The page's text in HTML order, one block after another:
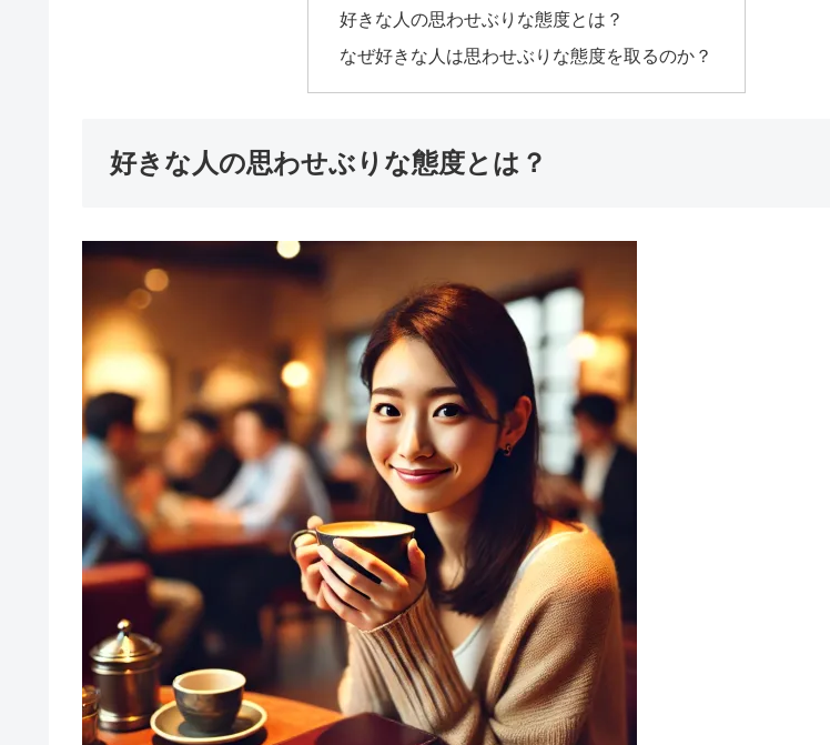
好きな人の思わせぶりな態度とは？
なぜ好きな人は思わせぶりな態度を取るのか？
好きな人の思わせぶりな態度とは？